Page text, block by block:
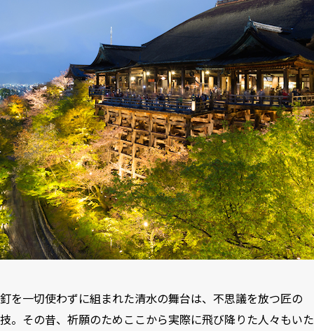
釘を一切使わずに組まれた清水の舞台は、不思議を放つ匠の
技。その昔、祈願のためここから実際に飛び降りた人々もいた